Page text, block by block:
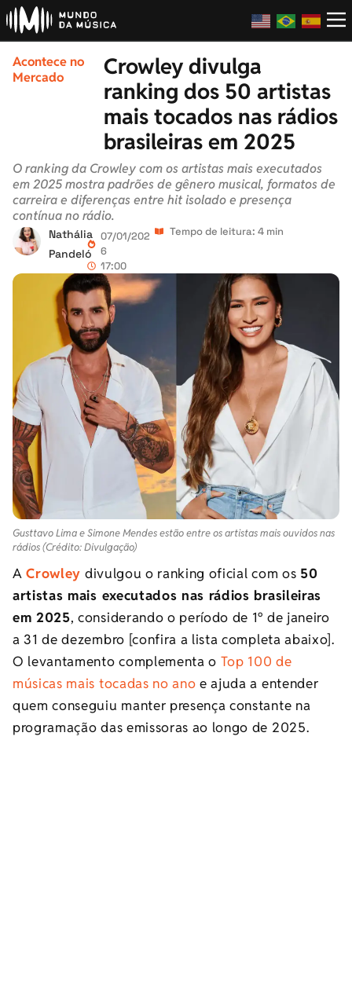
Acontece no
Mercado
Crowley divulga
ranking dos 50 artistas
mais tocados nas rádios
brasileiras em 2025
O ranking da Crowley com os artistas mais executados
em 2025 mostra padrões de gênero musical, formatos de
carreira e diferenças entre hit isolado e presença
contínua no rádio.
Nathália
Pandeló
07/01/202
6
17:00
Tempo de leitura: 4 min
Gusttavo Lima e Simone Mendes estão entre os artistas mais ouvidos nas
rádios (Crédito: Divulgação)
ACrowley divulgou o ranking oficial com os 50
artistas mais executados nas rádios brasileiras
em 2025, considerando o período de 1º de janeiro
a 31 de dezembro [confira a lista completa abaixo].
O levantamento complementa o Top 100 de
músicas mais tocadas no ano e ajuda a entender
quem conseguiu manter presença constante na
programação das emissoras ao longo de 2025.